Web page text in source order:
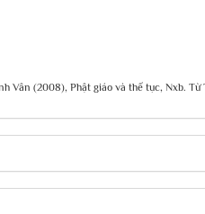
Vân (2008), Phật giáo và thế tục, Nxb. Từ